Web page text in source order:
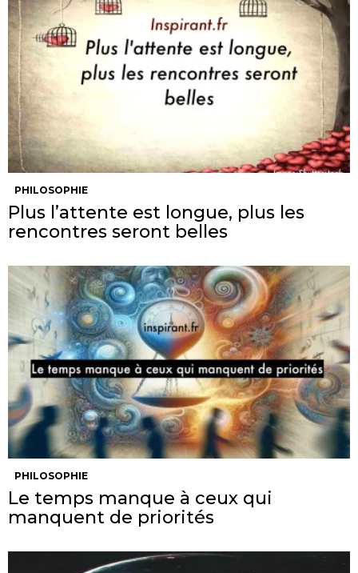
PHILOSOPHIE
Plus l’attente est longue, plus les
rencontres seront belles
PHILOSOPHIE
Le temps manque à ceux qui
manquent de priorités